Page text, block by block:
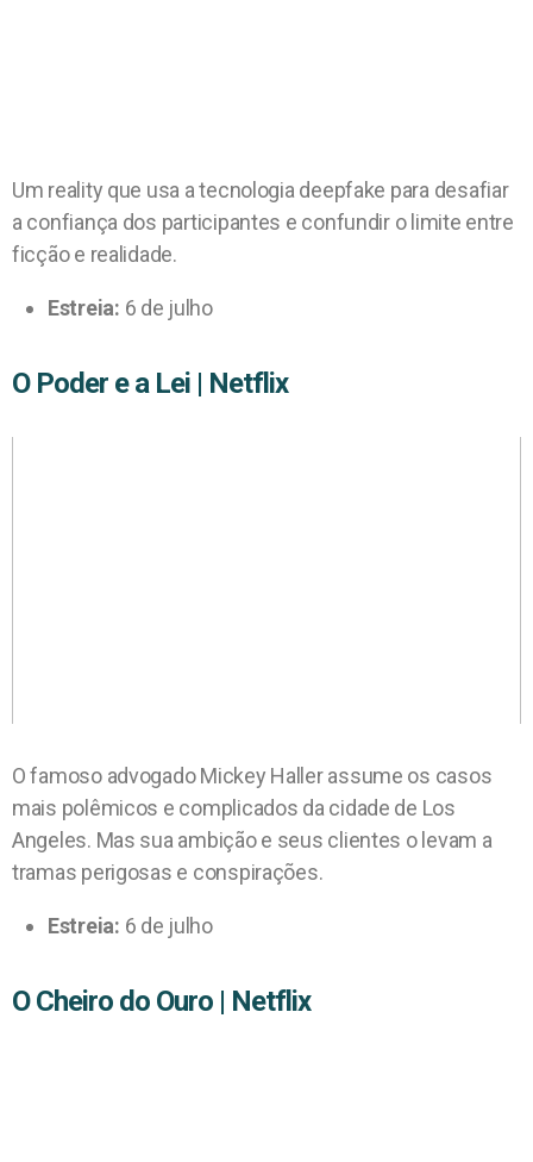
Um reality que usa a tecnologia deepfake para desafiar
a confiança dos participantes e confundir o limite entre
ficção e realidade.
Estreia: 6 de julho
O Poder e a Lei | Netflix
O famoso advogado Mickey Haller assume os casos
mais polêmicos e complicados da cidade de Los
Angeles. Mas sua ambição e seus clientes o levam a
tramas perigosas e conspirações.
Estreia: 6 de julho
O Cheiro do Ouro | Netflix